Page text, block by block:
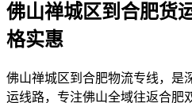
佛山禅城区到合肥货
格实惠
佛山禅城区到合肥物流专线，是
运线路，专注佛山全域往返合肥